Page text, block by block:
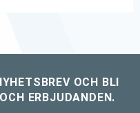
OCH BLI
ERBJUDANDEN.